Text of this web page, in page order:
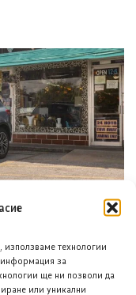
технологии
информация за
ще ни позволи да
или уникални
и четириврат